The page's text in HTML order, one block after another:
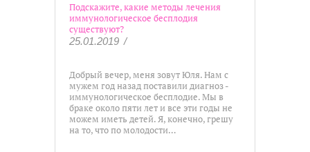
Подскажите, какие методы лечения
иммунологическое бесплодия
существуют?
25.01.2019 /
Добрый вечер, меня зовут Юля. Нам с
мужем год назад поставили диагноз -
иммунологическое бесплодие. Мы в
браке около пяти лет и все эти годы не
можем иметь детей. Я, конечно, грешу
на то, что по молодости…